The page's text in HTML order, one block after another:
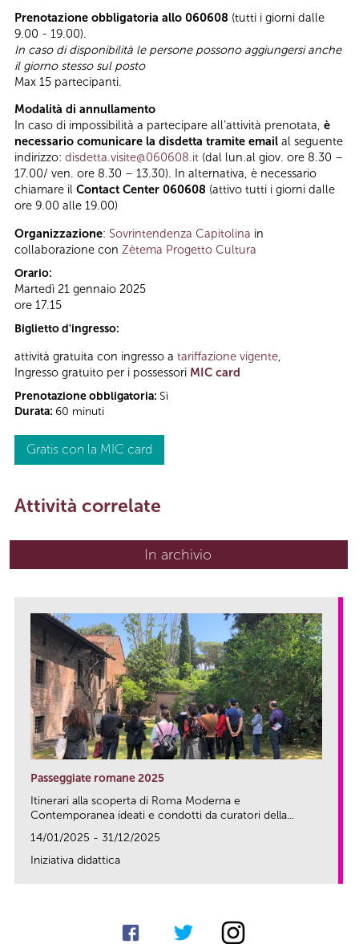
Prenotazione obbligatoria allo 060608 (tutti i giorni dalle
9.00 - 19.00).
In caso di disponibilità le persone possono aggiungersi anche
il giorno stesso sul posto
Max 15 partecipanti.
Modalità di annullamento
In caso di impossibilità a partecipare all’attività prenotata, è
necessario comunicare la disdetta tramite email al seguente
indirizzo: disdetta.visite@060608.it (dal lun.al giov. ore 8.30 –
17.00/ ven. ore 8.30 – 13.30). In alternativa, è necessario
chiamare il Contact Center 060608 (attivo tutti i giorni dalle
ore 9.00 alle 19.00)
Organizzazione: Sovrintendenza Capitolina in
collaborazione con Zètema Progetto Cultura
Orario:
Martedì 21 gennaio 2025
ore 17.15
Biglietto d'ingresso:
attività gratuita con ingresso a tariffazione vigente
Ingresso gratuito per i possessori MIC card
Prenotazione obbligatoria: Sì
Durata: 60 minuti
Gratis con la MIC card
Attività correlate
In archivio
Passeggiate romane 2025
Itinerari alla scoperta di Roma Moderna e
Contemporanea ideati e condotti da curatori della...
14/01/2025 - 31/12/2025
Iniziativa didattica